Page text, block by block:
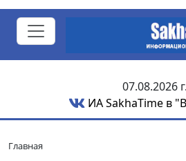
07.08.2026 г.
ИА SakhaTime в
Главная